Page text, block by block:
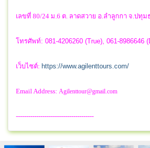
เลขที่ 80/24 ม.6 ต. ลาดสวาย อ.ลำลูกกา จ.ปทุม
โทรศัพท์: 081-4206260 (True), 061-8986646
เว็บไซต์: https://www.agilenttours.com/
Email Address: Agilenttour@gmail.com
--------------------------------------